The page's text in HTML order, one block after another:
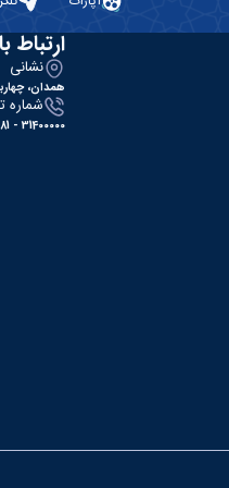
ارتباط
نشانی
همدان،
شماره
31400000 - 081